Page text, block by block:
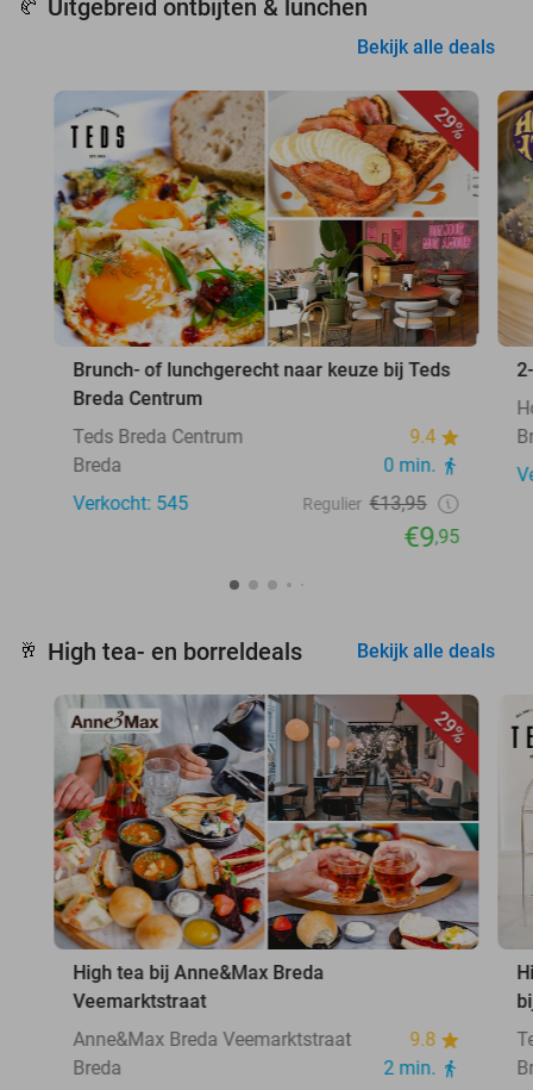
🥐 Uitgebreid ontbijten & lunchen
Bekijk alle deals
29%
Brunch- of lunchgerecht naar keuze bij Teds
Breda Centrum
Teds Breda Centrum
9.4
Breda
0 min.
Verkocht: 545
Regulier €13,95
€9,95
🥂 High tea- en borreldeals Bekijk alle deals
29%
High tea bij Anne&Max Breda
Veemarktstraat
Anne&Max Breda Veemarktstraat
9.8
Breda
2 min.